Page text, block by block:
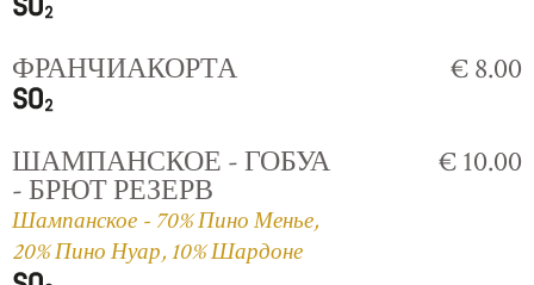
ФРАНЧИАКОРТА € 8.00
ШАМПАНСКОЕ - ГОБУА
- БРЮТ РЕЗЕРВ
Шампанское - 70% Пино Менье,
20% Пино Нуар, 10% Шардоне
€ 10.00